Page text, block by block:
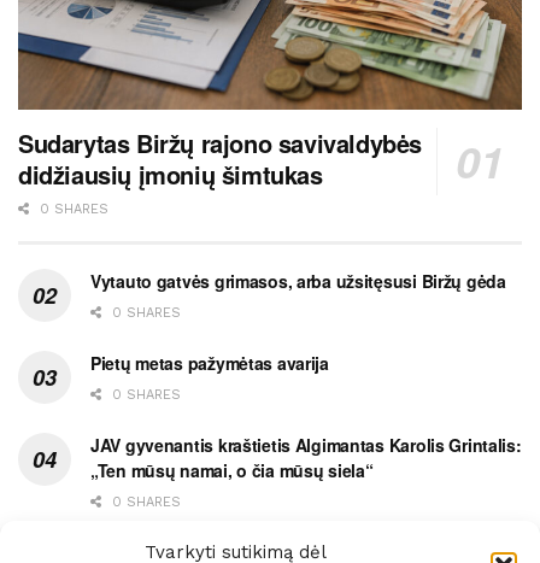
Tvarkyti sutikimą dėl
Sudarytas Biržų rajono savivaldybės
didžiausių įmonių šimtukas
0 SHARES
Vytauto gatvės grimasos, arba užsitęsusi Biržų gėda
0 SHARES
Pietų metas pažymėtas avarija
0 SHARES
JAV gyvenantis kraštietis Algimantas Karolis Grintalis:
„Ten mūsų namai, o čia mūsų siela“
0 SHARES
Ypatingas dviejų medikių likimo ryšys